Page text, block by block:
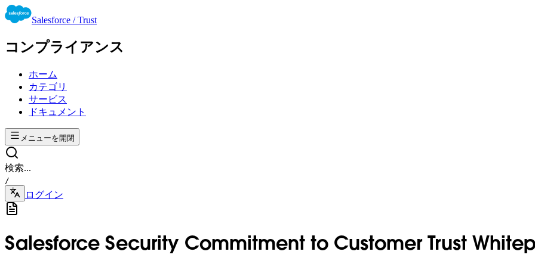
Salesforce / Trust
コンプライアンス
ホーム
カテゴリ
サービス
ドキュメント
メニューを開閉
検索...
/
ログイン
Salesforce Security Commitment to Customer Trust